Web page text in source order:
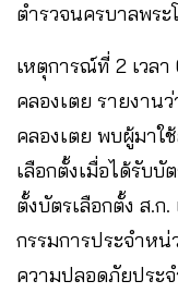
ตำรวจนครบาลพระ
เหตุการณ์ที่ 2 เวล
คลองเตย รายงาน
คลองเตย พบผู้มาใ
เลือกตั้งเมื่อได้รับบั
ตั้งบัตรเลือกตั้ง ส.
กรรมการประจำหน่
ความปลอดภัยประ